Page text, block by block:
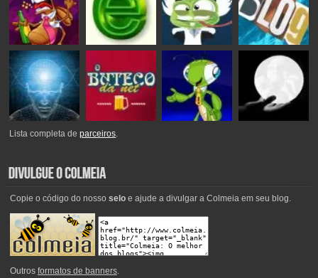
Lista completa deparceiros.
Copie o código do nosso seloe ajude a divulgar a Colmeia em seu blog.
Outros formatos de banners.